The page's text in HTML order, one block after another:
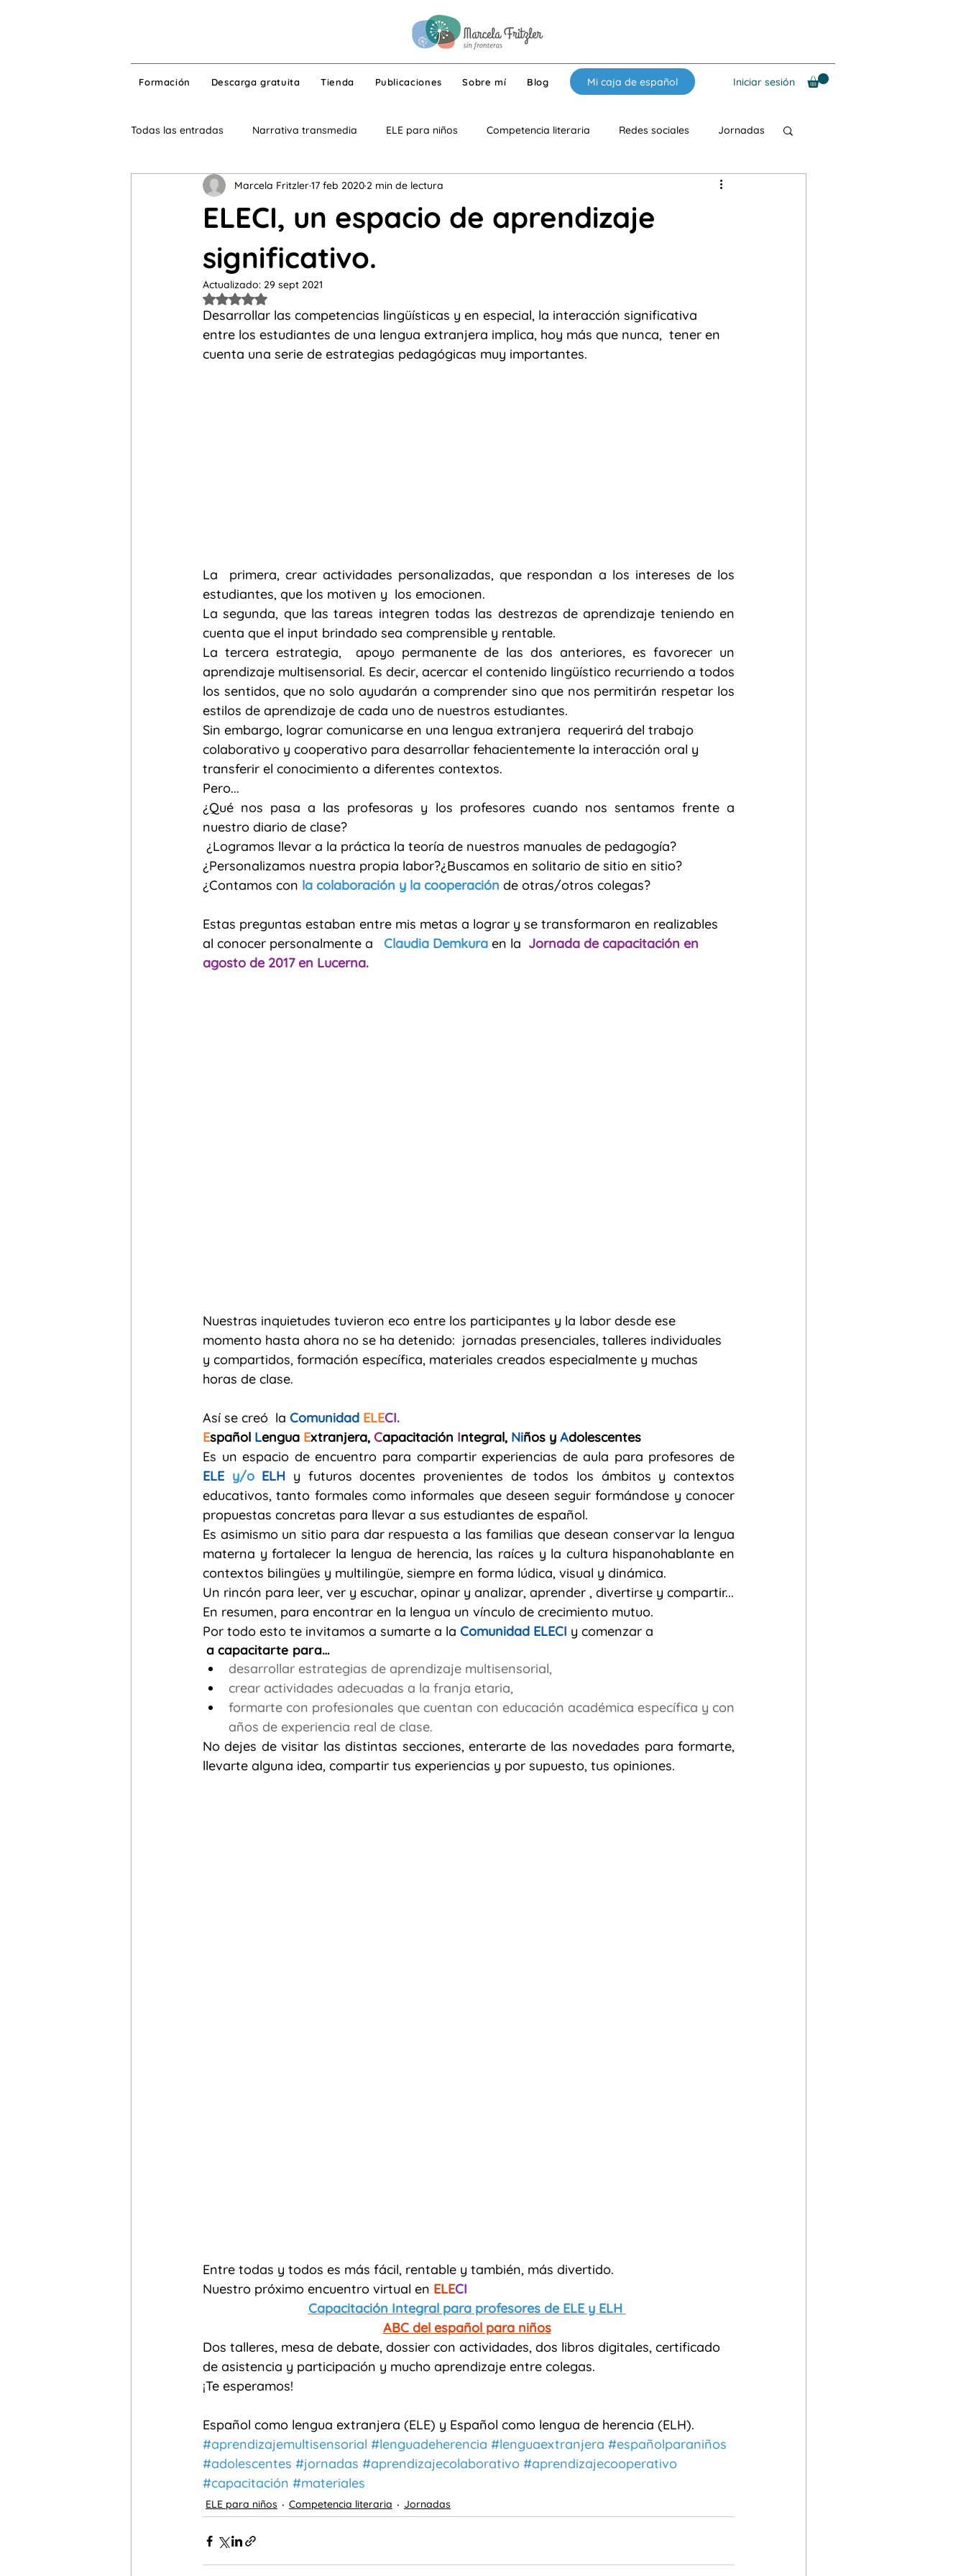
Formación Descarga gratuita Tienda Publicaciones Sobre mí Blog Mi caja de español Iniciar sesión
Todas las entradas Narrativa transmedia ELE para niños Competencia literaria Redes sociales Jornadas
Lengua de herencia Tecnología ELE para adolescentes Materiales
Aprendizaje significativo Enfoque educativo
ELE para adultos
sinohablantes Bilingüismo Migración costumbres y tradiciones inteligencia artificial
ELECI, un espacio de aprendizaje
significativo.
Marcela Fritzler17 feb 2020 2 min de lectura
Actualizado: 29 sept 2021
Obtuvo NaN de 5 estrellas.
Desarrollar las competencias lingüísticas y en especial, la interacción significativa
entre los estudiantes de una lengua extranjera implica, hoy más que nunca,  tener en
cuenta una serie de estrategias pedagógicas muy importantes.
La  primera, crear actividades personalizadas, que respondan a los intereses de los
estudiantes, que los motiven y  los emocionen.
La segunda, que las tareas integren todas las destrezas de aprendizaje teniendo en
cuenta que el input brindado sea comprensible y rentable.
La tercera estrategia,  apoyo permanente de las dos anteriores, es favorecer un
aprendizaje multisensorial. Es decir, acercar el contenido lingüístico recurriendo a todos
los sentidos, que no solo ayudarán a comprender sino que nos permitirán respetar los
estilos de aprendizaje de cada uno de nuestros estudiantes.
Sin embargo, lograr comunicarse en una lengua extranjera  requerirá del trabajo
colaborativo y cooperativo para desarrollar fehacientemente la interacción oral y
transferir el conocimiento a diferentes contextos.
Pero...
¿Qué nos pasa a las profesoras y los profesores cuando nos sentamos frente a
nuestro diario de clase?
¿Logramos llevar a la práctica la teoría de nuestros manuales de pedagogía?
¿Personalizamos nuestra propia labor?¿Buscamos en solitario de sitio en sitio?
¿Contamos con la colaboración y la cooperación de otras/otros colegas?
Estas preguntas estaban entre mis metas a lograr y se transformaron en realizables
al conocer personalmente a Claudia Demkura en la Jornada de capacitación en
agosto de 2017 en Lucerna.
Nuestras inquietudes tuvieron eco entre los participantes y la labor desde ese
momento hasta ahora no se ha detenido:  jornadas presenciales, talleres individuales
y compartidos, formación específica, materiales creados especialmente y muchas
horas de clase.
Así se creó  la Comunidad ELECI.
Español Lengua Extranjera, Capacitación Integral, Niños y Adolescentes
ELE y/o ELH y futuros docentes provenientes de todos los ámbitos y contextos
educativos, tanto formales como informales que deseen seguir formándose y conocer
propuestas concretas para llevar a sus estudiantes de español.
Es asimismo un sitio para dar respuesta a las familias que desean conservar la lengua
materna y fortalecer la lengua de herencia, las raíces y la cultura hispanohablante en
contextos bilingües y multilingüe, siempre en forma lúdica, visual y dinámica.
En resumen, para encontrar en la lengua un vínculo de crecimiento mutuo.
Por todo esto te invitamos a sumarte a la Comunidad ELECI y comenzar a
a capacitarte para…
desarrollar estrategias de aprendizaje multisensorial,
crear actividades adecuadas a la franja etaria,
formarte con profesionales que cuentan con educación académica específica y con
años de experiencia real de clase.
No dejes de visitar las distintas secciones, enterarte de las novedades para formarte,
llevarte alguna idea, compartir tus experiencias y por supuesto, tus opiniones.
Entre todas y todos es más fácil, rentable y también, más divertido.
Nuestro próximo encuentro virtual en ELECI
Capacitación Integral para profesores de ELE y ELH
ABC del español para niños
Dos talleres, mesa de debate, dossier con actividades, dos libros digitales, certificado
de asistencia y participación y mucho aprendizaje entre colegas.
¡Te esperamos!
Español como lengua extranjera (ELE) y Español como lengua de herencia (ELH).
#aprendizajemultisensorial #lenguadeherencia #lenguaextranjera #españolparaniños
#adolescentes #jornadas #aprendizajecolaborativo #aprendizajecooperativo
#capacitación #materiales
ELE para niños Competencia literaria Jornadas